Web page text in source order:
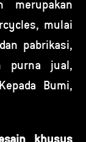
merupakan
mulai
pabrikasi,
purna jual,
Bumi,
khusus